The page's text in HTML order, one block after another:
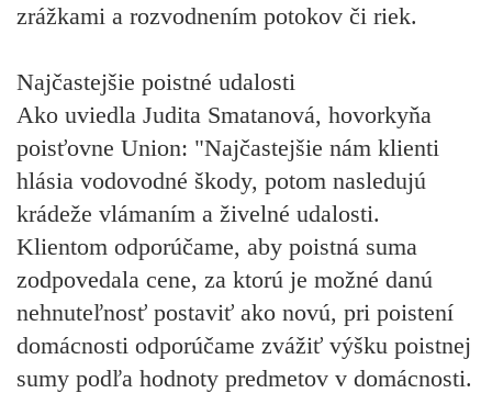
zrážkami a rozvodnením potokov či riek.
Najčastejšie poistné udalosti
Ako uviedla Judita Smatanová, hovorkyňa
poisťovne Union: "Najčastejšie nám klienti
hlásia vodovodné škody, potom nasledujú
krádeže vlámaním a živelné udalosti.
Klientom odporúčame, aby poistná suma
zodpovedala cene, za ktorú je možné danú
nehnuteľnosť postaviť ako novú, pri poistení
domácnosti odporúčame zvážiť výšku poistnej
sumy podľa hodnoty predmetov v domácnosti.